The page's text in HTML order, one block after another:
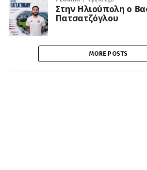
Στην Ηλιούπολη ο
Πατσατζόγλου
MORE POSTS